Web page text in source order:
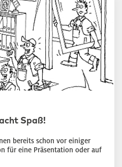
Spaß!
bereits schon vor einiger
für eine Präsentation oder auf